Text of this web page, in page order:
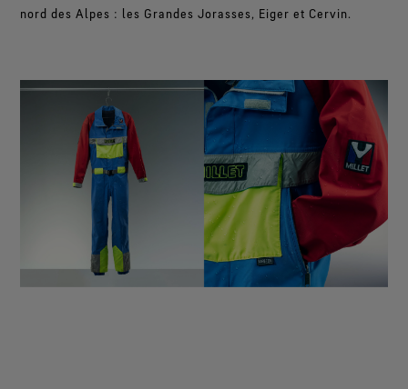
nord des Alpes : les Grandes Jorasses, Eiger et Cervin.